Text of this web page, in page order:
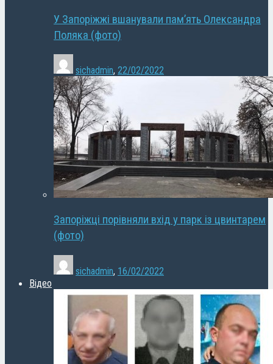
У Запоріжжі вшанували пам’ять Олександра
Поляка (фото)
sichadmin, 22/02/2022
Запоріжці порівняли вхід у парк із цвинтарем
(фото)
sichadmin, 16/02/2022
Відео